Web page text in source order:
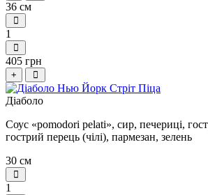
36 см
1
405 грн
+
Діаболо
Соус «pomodori pelati», сир, печериці,
гострий перець (чілі), пармезан, зелень
30 см
1